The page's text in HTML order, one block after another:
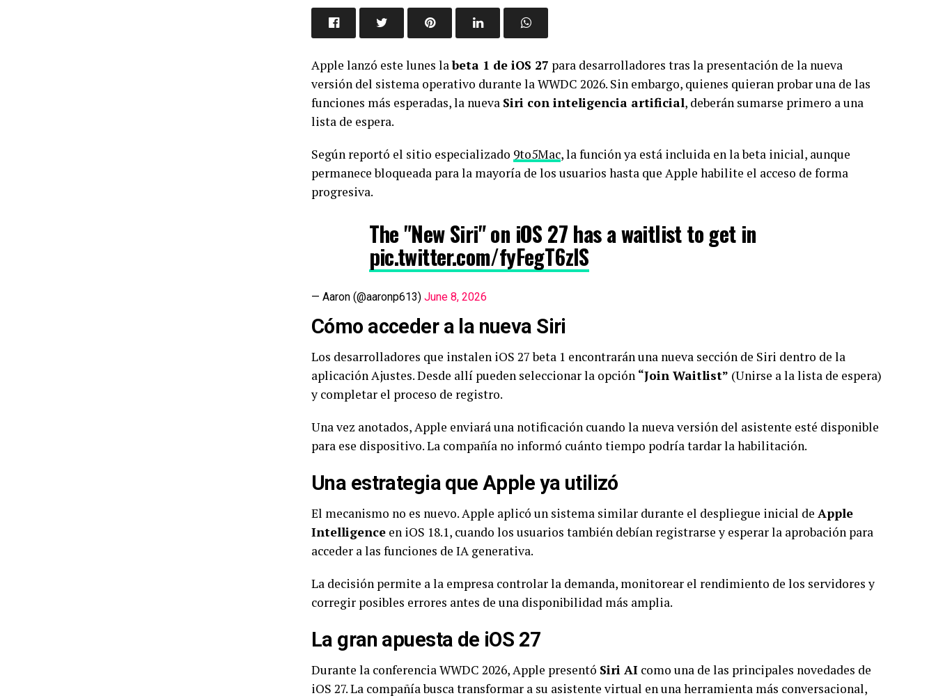
Apple lanzó este lunes labeta 1 de iOS 27 para desarrolladores tras la presentación de la nueva
versión del sistema operativo durante la WWDC 2026. Sin embargo, quienes quieran probar una de las
funciones más esperadas, la nueva Siri con inteligencia artificial, deberán sumarse primero a una
lista de espera.
Según reportó el sitio especializado 9to5Mac, la función ya está incluida en la beta inicial, aunque
permanece bloqueada para la mayoría de los usuarios hasta que Apple habilite el acceso de forma
progresiva.
The "New Siri" on iOS 27 has a waitlist to get in
pic.twitter.com/fyFegT6zIS
— Aaron (@aaronp613) June 8, 2026
Cómo acceder a la nueva Siri
Los desarrolladores que instalen iOS 27 beta 1 encontrarán una nueva sección de Siri dentro de la
aplicación Ajustes. Desde allí pueden seleccionar la opción “Join Waitlist” (Unirse a la lista de espera)
y completar el proceso de registro.
Una vez anotados, Apple enviará una notificación cuando la nueva versión del asistente esté disponible
para ese dispositivo. La compañía no informó cuánto tiempo podría tardar la habilitación.
Una estrategia que Apple ya utilizó
El mecanismo no es nuevo. Apple aplicó un sistema similar durante el despliegue inicial de Apple
Intelligence en iOS 18.1, cuando los usuarios también debían registrarse y esperar la aprobación para
acceder a las funciones de IA generativa.
La decisión permite a la empresa controlar la demanda, monitorear el rendimiento de los servidores y
corregir posibles errores antes de una disponibilidad más amplia.
La gran apuesta de iOS 27
Durante la conferencia WWDC 2026, Apple presentó Siri AI como una de las principales novedades de
iOS 27. La compañía busca transformar a su asistente virtual en una herramienta más conversacional,